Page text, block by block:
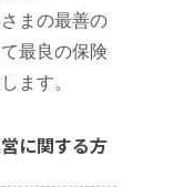
まの最善の
最良の保険
ます。
に関する方